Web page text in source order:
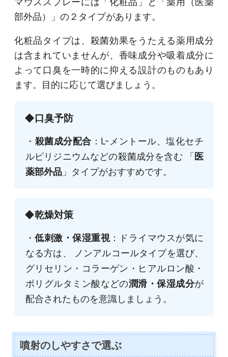
部外品）」の２タイプがあります。
化粧品タイプは、殺菌効果をうたえる薬用成分
は含まれていませんが、香味成分や吸着成分に
よって口臭を一時的に抑える設計のものもあり
ます。目的に応じて選びましょう。
◆口臭予防
・ 殺菌成分配合 ：L-メントール、塩化セチ
ルピリジニウムなどの殺菌成分を含む 「 医
薬部外品 」タイプがおすすめです。
◆乾燥対策
・低刺激・保湿重視：ドライマウスが気に
なる方は、 ノンアルコールタイプを選び、
グリセリン・コラーゲン・ヒアルロン酸・
ポリグルタミン酸などの潤滑・保湿成分が
配合されたものを意識しましょう。
噴射のしやすさで選ぶ